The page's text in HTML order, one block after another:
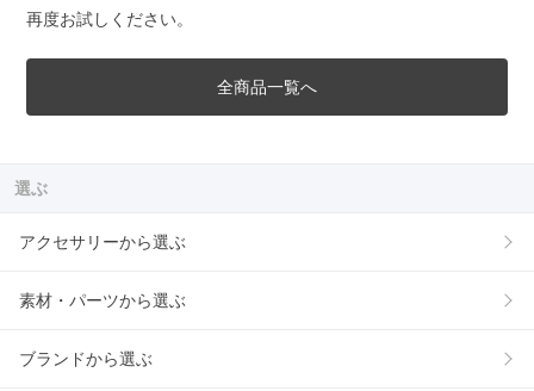
再度お試しください。
全商品一覧へ
選ぶ
アクセサリーから選ぶ
素材・パーツから選ぶ
ブランドから選ぶ